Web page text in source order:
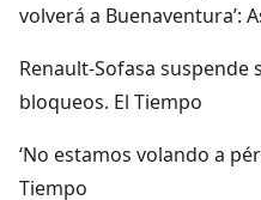
volverá a Buenaventura’:
Renault-Sofasa
bloqueos. El Tiempo
‘No estamos volando a
Tiempo